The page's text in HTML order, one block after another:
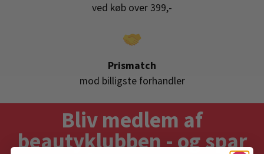
ved køb over 399,-
Prismatch
mod billigste forhandler
Bliv medlem af
beautyklubben - og spar